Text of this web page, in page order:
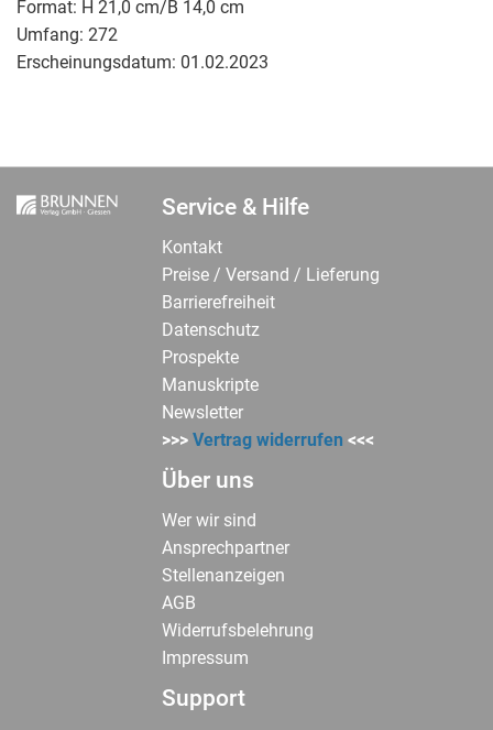
Format: H 21,0 cm/B 14,0 cm
Umfang: 272
Erscheinungsdatum: 01.02.2023
Service & Hilfe
Kontakt
Preise / Versand / Lieferung
Barrierefreiheit
Datenschutz
Prospekte
Manuskripte
Newsletter
>>>Vertrag widerrufen <<<
Über uns
Wer wir sind
Ansprechpartner
Stellenanzeigen
AGB
Widerrufsbelehrung
Impressum
Support